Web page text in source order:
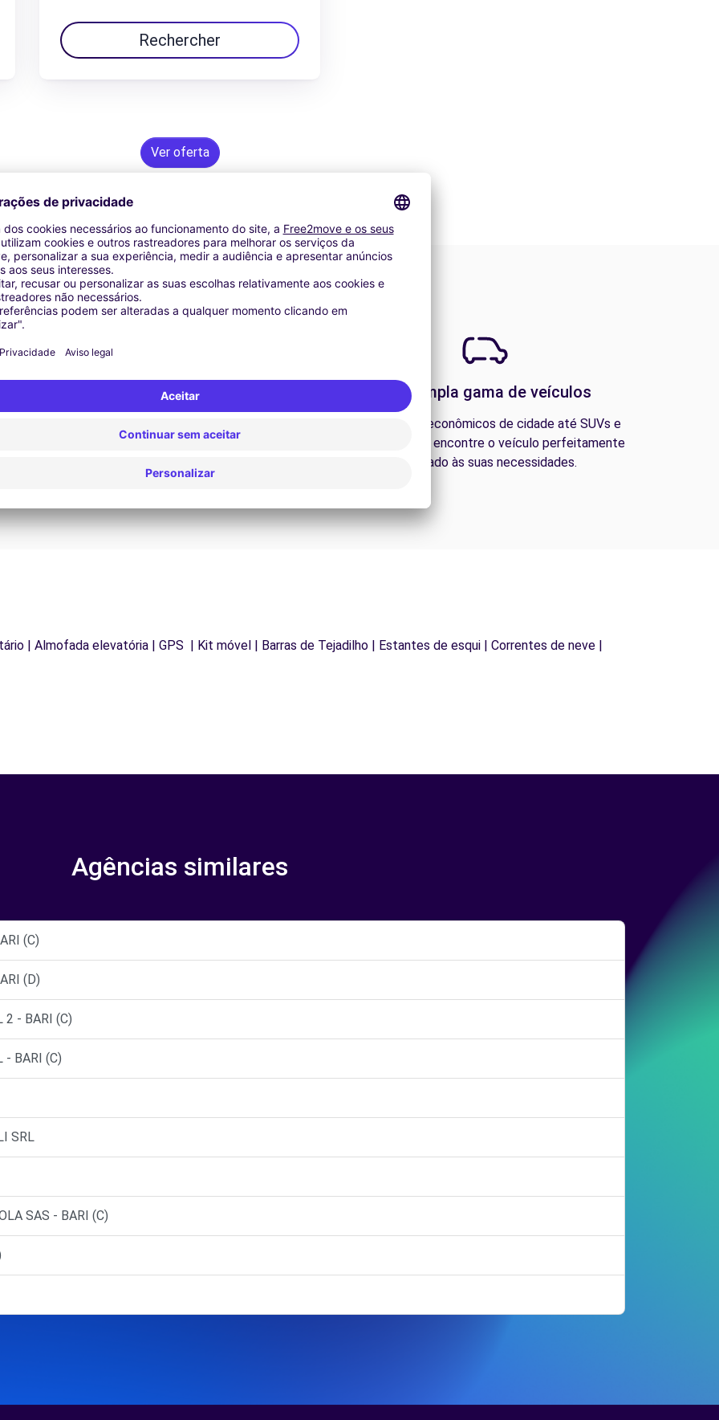
Rechercher
Ver oferta
Assistência 24/7
está disponível a qualquer momento para garantir
Uma ampla gama de veículos
Desde carros econômicos de cidade até SUVs e
vans familiares, encontre o veículo perfeitamente
adequado às suas necessidades.
| Almofada elevatória | GPS | Kit móvel | Barras de Tejadilho | Estantes de esqui | Correntes de neve |
Agências similares
(C)
(D)
2 - BARI (C)
- BARI (C)
SRL
SAS - BARI (C)